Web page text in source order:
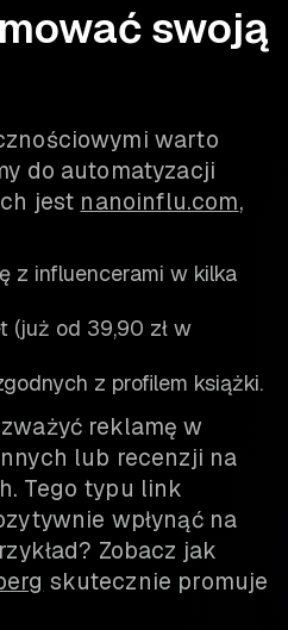
swoją
warto
do automatyzacji
jest nanoinflu.com,
z influencerami w kilka
(już od 39,90 zł w
z profilem książki.
reklamę w
lub recenzji na
Tego typu link
wpłynąć na
Zobacz jak
skutecznie promuje